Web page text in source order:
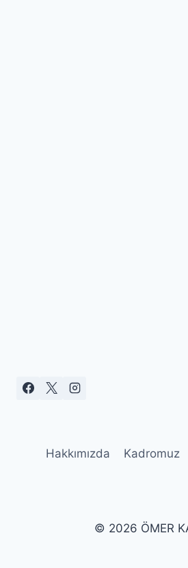
Hakkımızda Kadromuz
© 2026 ÖMER